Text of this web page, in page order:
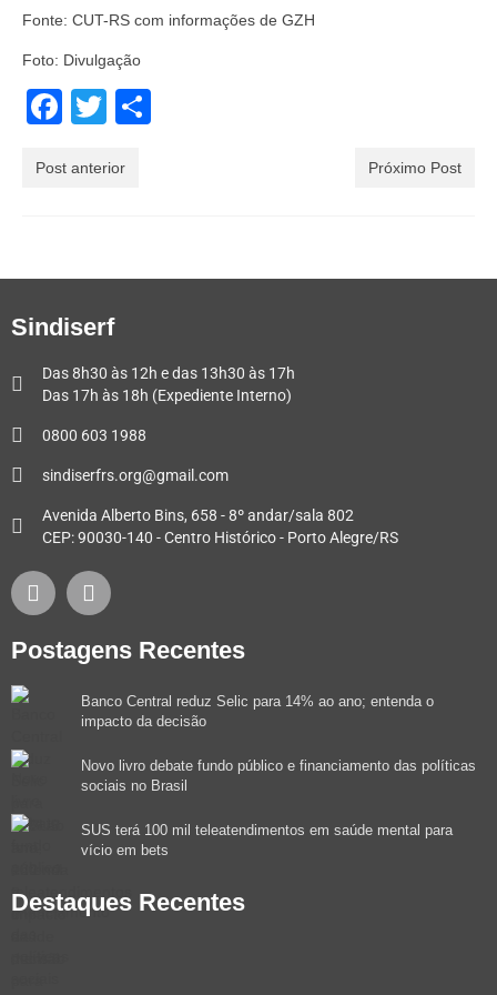
Fonte: CUT-RS com informações de GZH
Foto: Divulgação
Facebook
Twitter
Post anterior Próximo Post
Sindiserf
Das 8h30 às 12h e das 13h30 às 17h
Das 17h às 18h (Expediente Interno)
0800 603 1988
sindiserfrs.org@gmail.com
Avenida Alberto Bins, 658 - 8º andar/sala 802
CEP: 90030-140 - Centro Histórico - Porto Alegre/RS
Postagens Recentes
Banco Central reduz Selic para 14% ao ano; entenda o
impacto da decisão
Novo livro debate fundo público e financiamento das políticas
sociais no Brasil
SUS terá 100 mil teleatendimentos em saúde mental para
vício em bets
Destaques Recentes